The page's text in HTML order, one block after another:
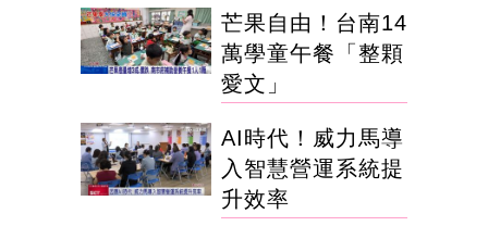
芒果自由！台南14
萬學童午餐「整顆
愛文」
AI時代！威力馬導
入智慧營運系統提
升效率